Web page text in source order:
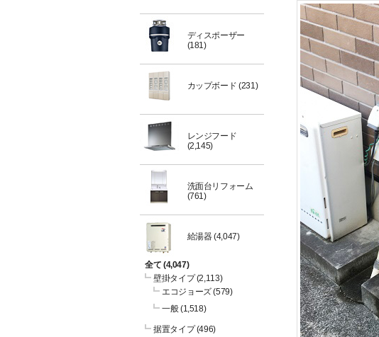
ディスポーザー
(181)
カップボード (231)
レンジフード
(2,145)
洗面台リフォーム
(761)
給湯器(4,047)
全て (4,047)
壁掛タイプ(2,113)
エコジョーズ(579)
一般(1,518)
据置タイプ(496)